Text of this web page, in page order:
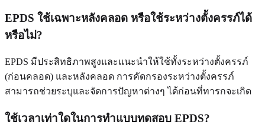
EPDS ใช้เฉพาะหลังคลอด หรือใช้ระหว่างตั้งครรภ์ได้
หรือไม่?
EPDS มีประสิทธิภาพสูงและแนะนำให้ใช้ทั้งระหว่างตั้งครรภ์
(ก่อนคลอด) และหลังคลอด การคัดกรองระหว่างตั้งครรภ์
สามารถช่วยระบุและจัดการปัญหาต่างๆ ได้ก่อนที่ทารกจะเกิด
ใช้เวลาเท่าใดในการทำแบบทดสอบ EPDS?